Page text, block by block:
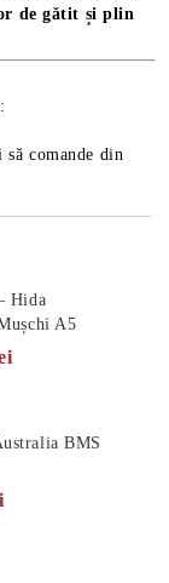
de gătit și plin
comande din
Hida
A5
BMS